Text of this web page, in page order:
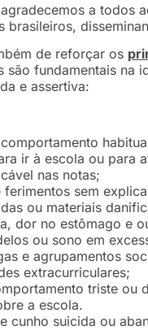
a todos
brasileiros,
de reforçar os
são fundamentais na
e assertiva:
ir à escola ou para
nas notas;
ferimentos sem
ou materiais
dor no estômago e
ou sono em
e agrupamentos
extracurriculares;
triste ou
a escola.
cunho suicida ou